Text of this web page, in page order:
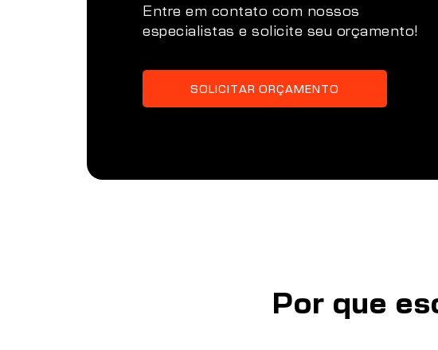
Entre em contato com nossos
especialistas e solicite seu orçamento!
SOLICITAR ORÇAMENTO
Por que